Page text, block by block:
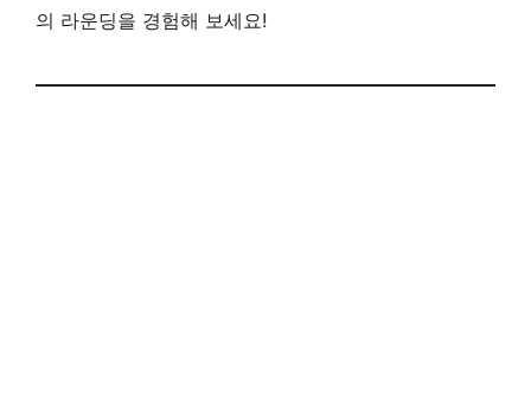
의 라운딩을 경험해 보세요!